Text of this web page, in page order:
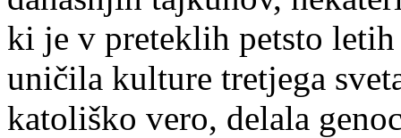
ki je v preteklih petsto
uničila kulture tretjega
katoliško vero, delala